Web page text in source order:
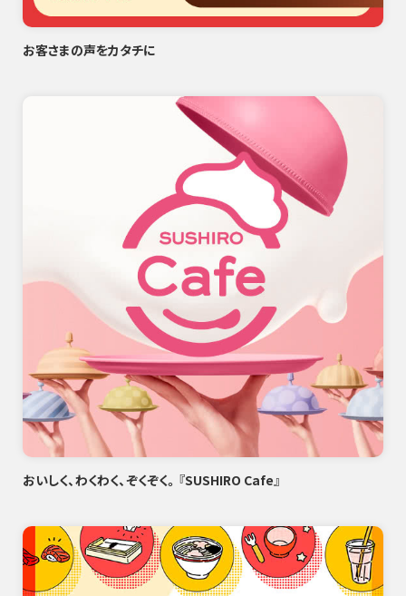
お客さまの声をカタチに
おいしく、わくわく、ぞくぞく。『SUSHIRO Cafe』